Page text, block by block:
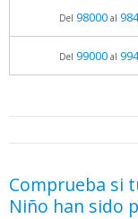
Del 98000al
Del 99000al
Comprueba si
Niño han sido